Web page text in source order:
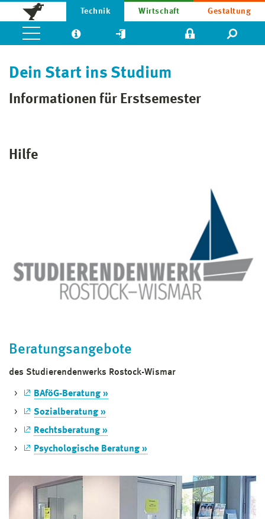
Technik Wirtschaft Gestaltung
Dein Start ins Studium
Informationen für Erstsemester
Hilfe
Beratungsangebote
des Studierendenwerks Rostock-Wismar
BAföG-Beratung »
Sozialberatung »
Rechtsberatung »
Psychologische Beratung »